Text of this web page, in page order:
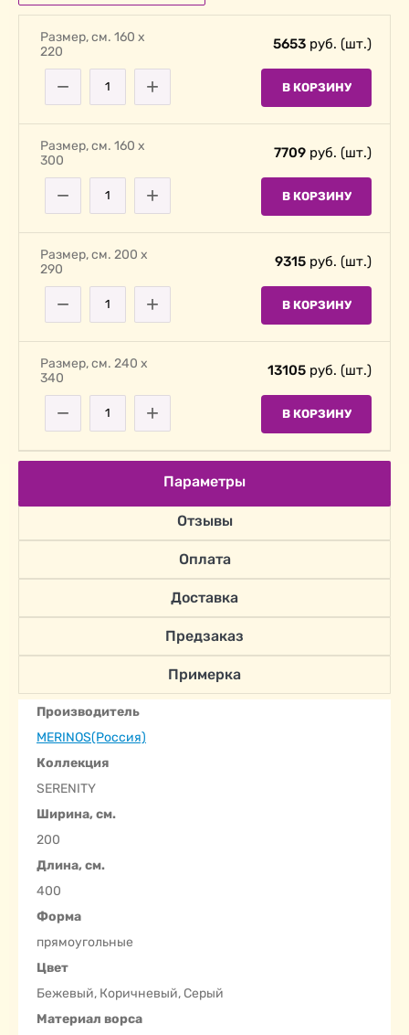
Размер, cм. 160 х
220
5653 руб. (шт.)
− + В КОРЗИНУ
Размер, cм. 160 х
300
7709 руб. (шт.)
− + В КОРЗИНУ
Размер, cм. 200 х
290
9315 руб. (шт.)
− + В КОРЗИНУ
Размер, cм. 240 х
340
13105 руб. (шт.)
− + В КОРЗИНУ
Параметры
Отзывы
Оплата
Доставка
Предзаказ
Примерка
Производитель
MERINOS(Россия)
Коллекция
SERENITY
Ширина, см.
200
Длина, см.
400
Форма
прямоугольные
Цвет
Бежевый, Коричневый, Серый
Материал ворса